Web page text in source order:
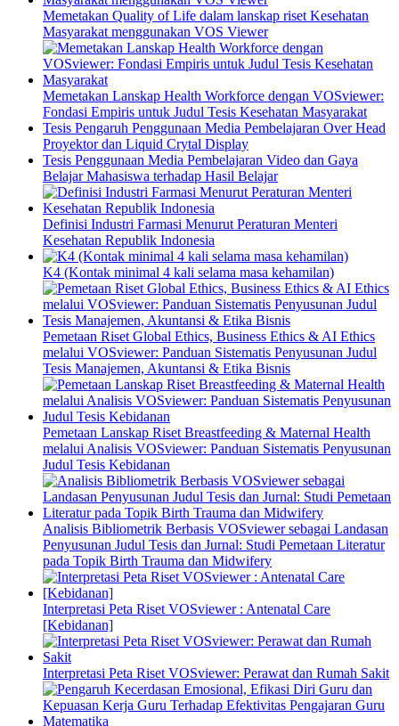
Memetakan Quality of Life dalam lanskap riset Kesehatan
Masyarakat menggunakan VOS Viewer
Memetakan Lanskap Health Workforce dengan VOSviewer:
Fondasi Empiris untuk Judul Tesis Kesehatan Masyarakat
Tesis Pengaruh Penggunaan Media Pembelajaran Over Head
Proyektor dan Liquid Crytal Display
Tesis Penggunaan Media Pembelajaran Video dan Gaya
Belajar Mahasiswa terhadap Hasil Belajar
Definisi Industri Farmasi Menurut Peraturan Menteri
Kesehatan Republik Indonesia
K4 (Kontak minimal 4 kali selama masa kehamilan)
Pemetaan Riset Global Ethics, Business Ethics & AI Ethics
melalui VOSviewer: Panduan Sistematis Penyusunan Judul
Tesis Manajemen, Akuntansi & Etika Bisnis
Pemetaan Lanskap Riset Breastfeeding & Maternal Health
melalui Analisis VOSviewer: Panduan Sistematis Penyusunan
Judul Tesis Kebidanan
Analisis Bibliometrik Berbasis VOSviewer sebagai Landasan
Penyusunan Judul Tesis dan Jurnal: Studi Pemetaan Literatur
pada Topik Birth Trauma dan Midwifery
Interpretasi Peta Riset VOSviewer : Antenatal Care
[Kebidanan]
Interpretasi Peta Riset VOSviewer: Perawat dan Rumah Sakit